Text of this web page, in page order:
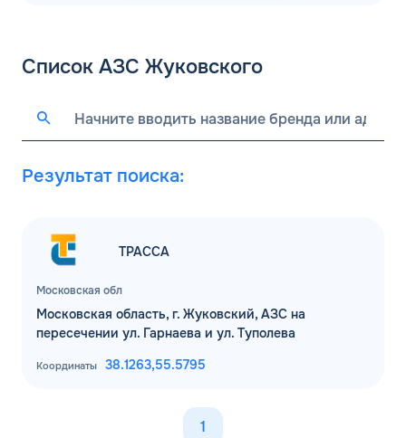
Список АЗС Жуковского
Результат поиска:
Московская обл
ТРАССА
Московская область, г. Жуковский, АЗС на
пересечении ул. Гарнаева и ул. Туполева
Координаты 38.1263,55.5795
1